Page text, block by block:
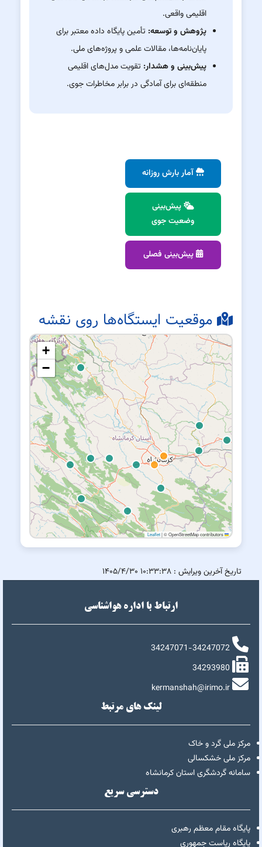
اقلیمی واقعی.
پژوهش و توسعه: تأمین پایگاه داده معتبر برای
پایان‌نامه‌ها، مقالات علمی و پروژه‌های ملی.
پیش‌بینی و هشدار: تقویت مدل‌های اقلیمی
منطقه‌ای برای آمادگی در برابر مخاطرات جوی.
آمار بارش روزانه
پیش‌بینی
وضعیت جوی
پیش‌بینی فصلی
موقعیت ایستگاه‌ها روی نقشه
+
−
Leaflet
|© OpenStreetMap contributors
تاریخ آخرین ویرایش : ۱۰:۳۳:۳۸ ۱۴۰۵/۴/۳۰
ارتباط با اداره هواشناسی
34247071-34247072
34293980
kermanshah@irimo.ir
لینک های مرتبط
مرکز ملی گرد و خاک
مرکز ملی خشکسالی
سامانه گردشگری استان کرمانشاه
دسترسی سریع
پایگاه مقام معظم رهبری
پایگاه ریاست جمهوری